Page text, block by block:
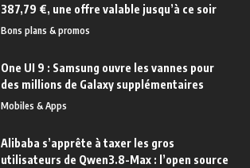
387,79 €, une offre valable jusqu’à ce soir
Bons plans & promos
One UI 9 : Samsung ouvre les vannes pour
des millions de Galaxy supplémentaires
Mobiles & Apps
Alibaba s’apprête à taxer les gros
utilisateurs de Qwen3.8-Max : l’open source